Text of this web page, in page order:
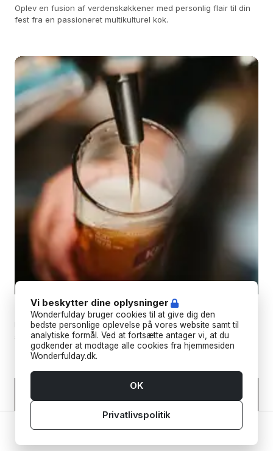
Oplev en fusion af verdenskøkkener med personlig flair til din
fest fra en passioneret multikulturel kok.
Skumtoppen Fadølsbar
Forkæl dine gæster med kolde fadøl! Bredt udvalg af anlæg og
øltyper til enhver fest.
Vi beskytter dine oplysninger
Wonderfulday bruger cookies til at give dig den
bedste personlige oplevelse på vores website samt til
analytiske formål. Ved at fortsætte antager vi, at du
godkender at modtage alle cookies fra hjemmesiden
Wonderfulday.dk.
Privatlivspolitik
OK